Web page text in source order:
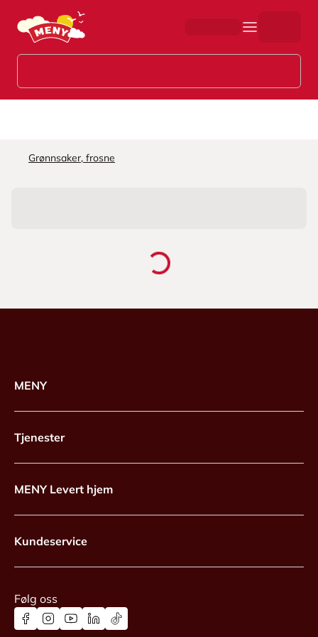
Hopp til hovedinnhold
Grønnsaker, frosne
MENY
Tjenester
MENY Levert hjem
Kundeservice
Følg oss